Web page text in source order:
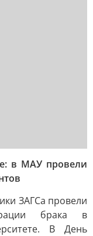
в МАУ провели
ЗАГСа провели
брака в
В День